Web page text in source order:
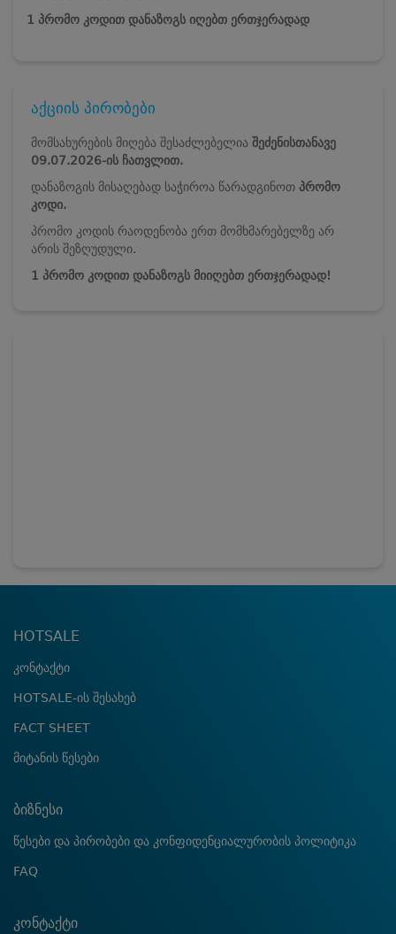
1 პრომო კოდით დანაზოგს იღებთ ერთჯერადად
აქციის პირობები
მომსახურების მიღება შესაძლებელია შეძენისთანავე
09.07.2026-ის ჩათვლით.
დანაზოგის მისაღებად საჭიროა წარადგინოთ პრომო
კოდი.
პრომო კოდის რაოდენობა ერთ მომხმარებელზე არ
არის შეზღუდული.
1 პრომო კოდით დანაზოგს მიიღებთ ერთჯერადად!
HOTSALE
კონტაქტი
HOTSALE-ის შესახებ
FACT SHEET
მიტანის წესები
ბიზნესი
წესები და პირობები და კონფიდენციალურობის პოლიტიკა
FAQ
კონტაქტი